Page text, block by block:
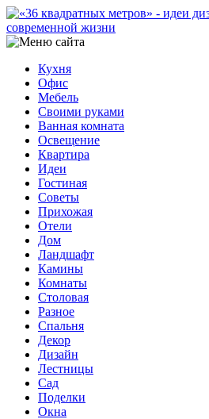
Кухня
Офис
Мебель
Своими руками
Ванная комната
Освещение
Квартира
Идеи
Гостиная
Советы
Прихожая
Отели
Дом
Ландшафт
Камины
Комнаты
Столовая
Разное
Спальня
Декор
Дизайн
Лестницы
Сад
Поделки
Окна